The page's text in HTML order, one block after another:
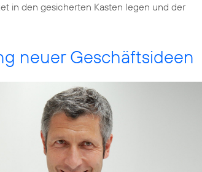
in den gesicherten Kasten legen und der
neuer Geschäftsideen